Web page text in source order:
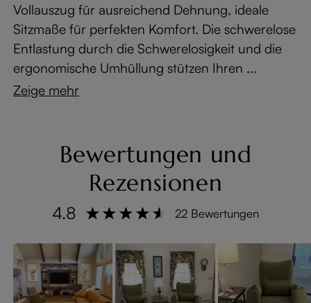
Vollauszug für ausreichend Dehnung, ideale
Sitzmaße für perfekten Komfort. Die schwerelose
Entlastung durch die Schwerelosigkeit und die
ergonomische Umhüllung stützen Ihren ...
Zeige mehr
Bewertungen und
Rezensionen
4.8 22 Bewertungen